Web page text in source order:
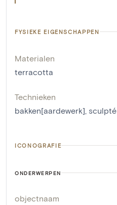
FYSIEKE EIGENSCHAPPEN
Materialen
terracotta
Technieken
bakken[aardewerk], sculpté
ICONOGRAFIE
ONDERWERPEN
objectnaam